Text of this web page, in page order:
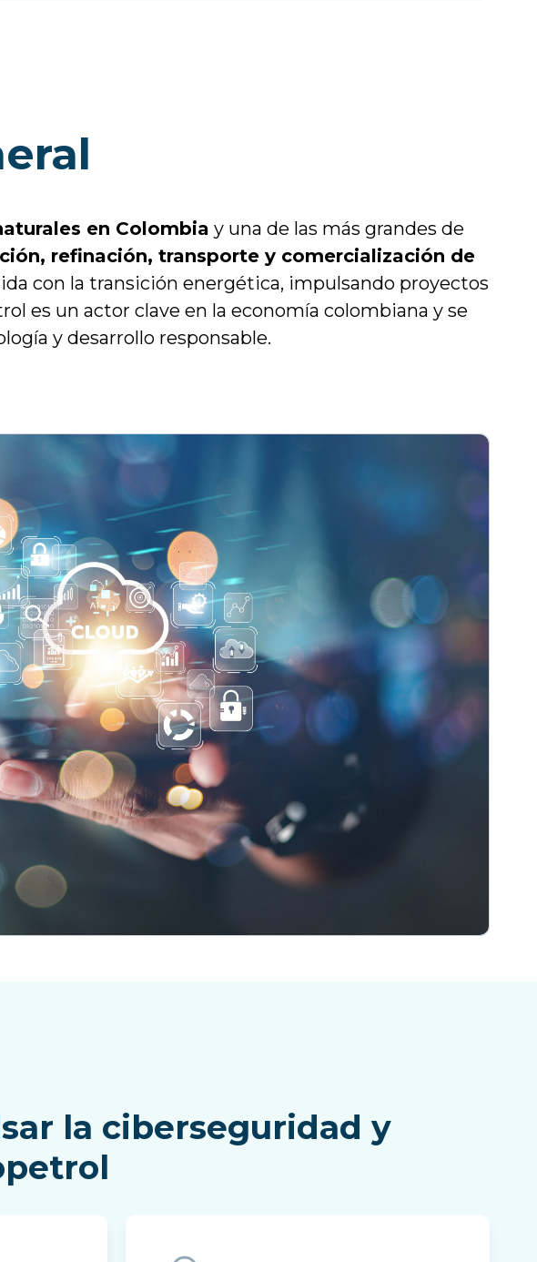
en Colombia y una de las más grandes de
refinación, transporte y comercialización de
con la transición energética, impulsando proyectos
es un actor clave en la economía colombiana y se
y desarrollo responsable.
la ciberseguridad y